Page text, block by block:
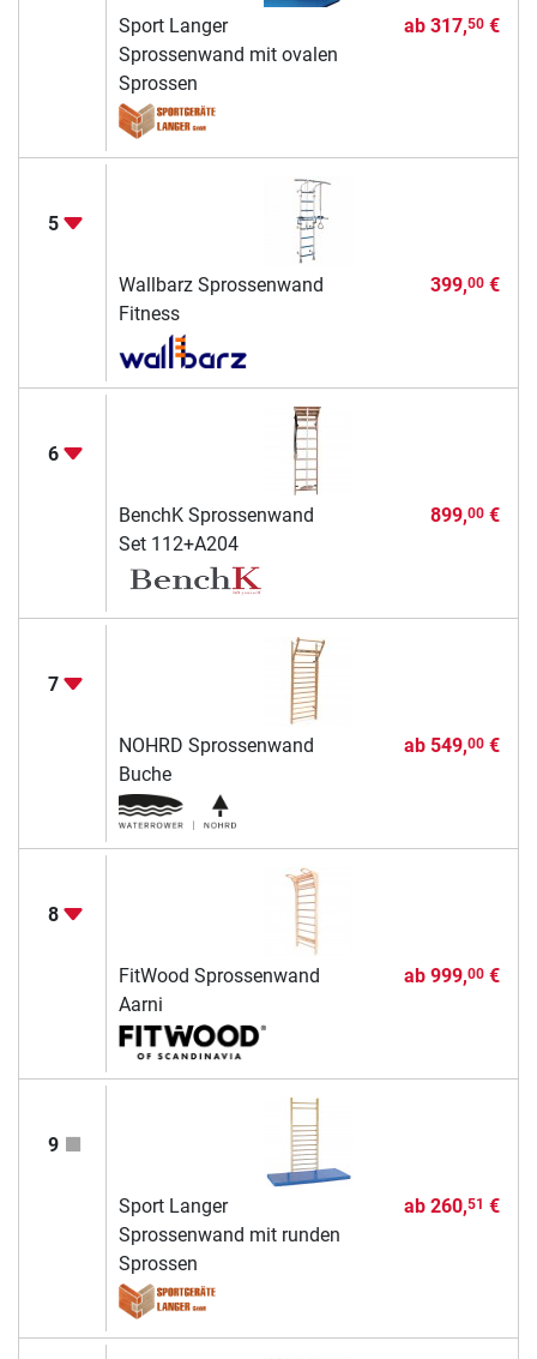
Sport Langer
Sprossenwand mit ovalen
Sprossen
ab 317,50€
5
Wallbarz Sprossenwand
Fitness
399,00€
6
BenchK Sprossenwand
Set 112+A204
899,00€
7
NOHRD Sprossenwand
Buche
ab 549,00€
8
FitWood Sprossenwand
Aarni
ab 999,00€
9
Sport Langer
Sprossenwand mit runden
Sprossen
ab 260,51 €